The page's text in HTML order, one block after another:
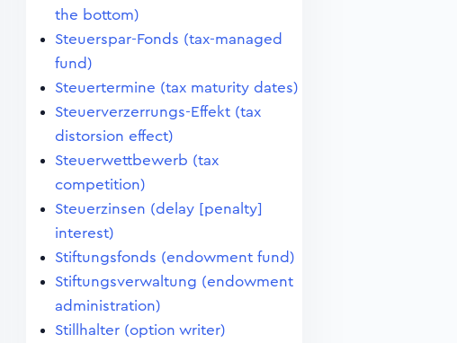
the bottom)
Steuerspar-Fonds (tax-managed
fund)
Steuertermine (tax maturity dates)
Steuerverzerrungs-Effekt (tax
distorsion effect)
Steuerwettbewerb (tax
competition)
Steuerzinsen (delay [penalty]
interest)
Stiftungsfonds (endowment fund)
Stiftungsverwaltung (endowment
administration)
Stillhalter (option writer)